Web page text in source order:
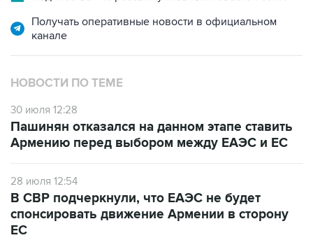
НОВОСТИ ПО ТЕМЕ
30 июля 12:28
Армению перед выбором между ЕАЭС и ЕС
28 июля 12:54
спонсировать движение Армении в сторону
ЕС